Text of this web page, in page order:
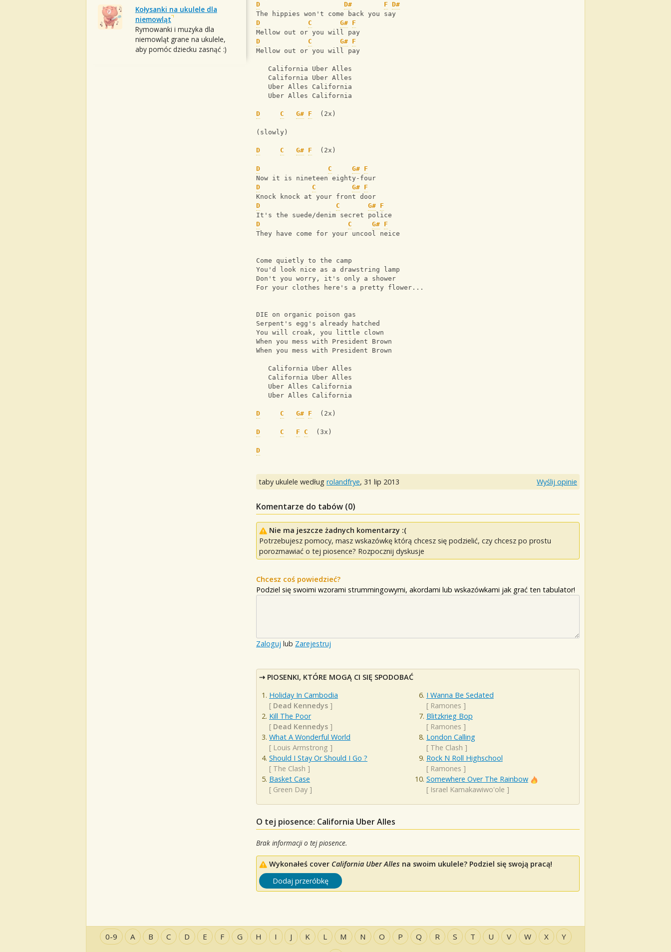
D
D# F D#
The hippies won't come back you say
D
C G# F
Mellow out or you will pay
D
C G# F
Mellow out or you will pay
   California Uber Alles
   California Uber Alles
   Uber Alles California
   Uber Alles California
D C G# F
  (2x)
(slowly)
D C G# F
  (2x)
D C G# F
Now it is nineteen eighty-four
D
C G# F
Knock knock at your front door
D
C G# F
It's the suede/denim secret police
D
C G# F
They have come for your uncool neice
Come quietly to the camp
You'd look nice as a drawstring lamp
Don't you worry, it's only a shower
For your clothes here's a pretty flower...
DIE on organic poison gas
Serpent's egg's already hatched
You will croak, you little clown
When you mess with President Brown
When you mess with President Brown
   California Uber Alles
   California Uber Alles
   Uber Alles California
   Uber Alles California
D C G# F
  (2x)
D C F C
  (3x)
D
taby ukulele według rolandfrye, 31 lip 2013 Wyślij opinie
Komentarze do tabów (0)
Nie ma jeszcze żadnych komentarzy :(
Potrzebujesz pomocy, masz wskazówkę którą chcesz się podzielić, czy chcesz po prostu
porozmawiać o tej piosence? Rozpocznij dyskusje
Chcesz coś powiedzieć?
Podziel się swoimi wzorami strummingowymi, akordami lub wskazówkami jak grać ten tabulator!
Zaloguj lub Zarejestruj
PIOSENKI, KTÓRE MOGĄ CI SIĘ SPODOBAĆ
Holiday In Cambodia
[ Dead Kennedys ]
Kill The Poor
[ Dead Kennedys ]
What A Wonderful World
[ Louis Armstrong ]
Should I Stay Or Should I Go ?
[ The Clash ]
Basket Case
[ Green Day ]
I Wanna Be Sedated
[ Ramones ]
Blitzkrieg Bop
[ Ramones ]
London Calling
[ The Clash ]
Rock N Roll Highschool
[ Ramones ]
Somewhere Over The Rainbow
[ Israel Kamakawiwo'ole ]
O tej piosence: California Uber Alles
Brak informacji o tej piosence.
Wykonałeś cover California Uber Alles na swoim ukulele? Podziel się swoją pracą!
Dodaj przeróbkę
Kołysanki na ukulele dla
niemowląt
Rymowanki i muzyka dla
niemowląt grane na ukulele,
aby pomóc dziecku zasnąć :)
0-9 A B C D E F G H I J K L M N O P Q R S T U V W X Y